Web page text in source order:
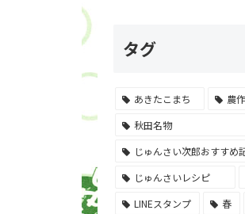
タグ
あきたこまち 農
秋田名物
じゅんさい次郎おすすめ
じゅんさいレシピ
LINEスタンプ
春